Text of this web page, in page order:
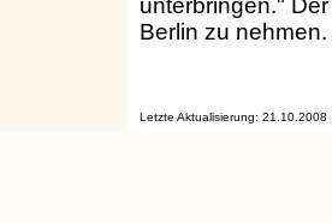
unterbringen."
Berlin zu nehmen.
Letzte Aktualisierung: 21.10.2008